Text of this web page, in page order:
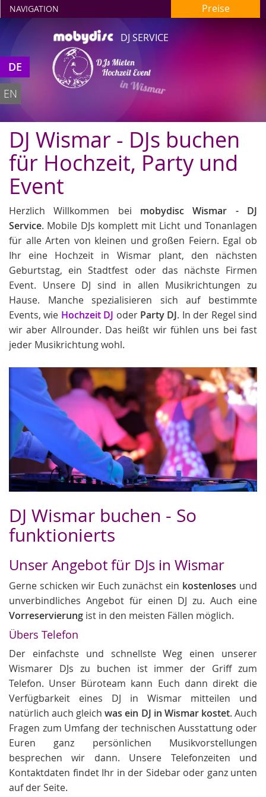
DJ SERVICE
DJs Mieten
Hochzeit Event
in Wismar
NAVIGATION Preise
DE
EN
DJ Wismar - DJs buchen
für Hochzeit, Party und
Event
Herzlich Willkommen bei mobydisc Wismar - DJ
Service. Mobile DJs komplett mit Licht und Tonanlagen
für alle Arten von kleinen und großen Feiern. Egal ob
Ihr eine Hochzeit in Wismar plant, den nächsten
Geburtstag, ein Stadtfest oder das nächste Firmen
Event. Unsere DJ sind in allen Musikrichtungen zu
Hause. Manche spezialisieren sich auf bestimmte
Events, wie Hochzeit DJ oder Party DJ. In der Regel sind
wir aber Allrounder. Das heißt wir fühlen uns bei fast
jeder Musikrichtung wohl.
DJ Wismar buchen - So
funktionierts
Unser Angebot für DJs in Wismar
Gerne schicken wir Euch zunächst ein kostenloses und
unverbindliches Angebot für einen DJ zu. Auch eine
Vorreservierung ist in den meisten Fällen möglich.
Übers Telefon
Der einfachste und schnellste Weg einen unserer
Wismarer DJs zu buchen ist immer der Griff zum
Telefon. Unser Büroteam kann Euch dann direkt die
Verfügbarkeit eines DJ in Wismar mitteilen und
natürlich auch gleichwas ein DJ in Wismar kostet. Auch
Fragen zum Umfang der technischen Ausstattung oder
Euren ganz persönlichen Musikvorstellungen
besprechen wir dann. Unsere Telefonzeiten und
Kontaktdaten findet Ihr in der Sidebar oder ganz unten
auf der Seite.